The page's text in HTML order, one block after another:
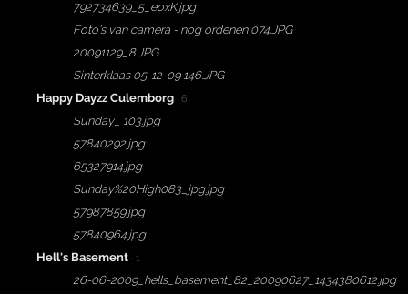
792734639_5_eoxK.jpg
Foto's van camera - nog ordenen 074.JPG
20091129_8.JPG
Sinterklaas 05-12-09 146.JPG
Happy Dayzz Culemborg
· 6
Sunday_ 103.jpg
57840292.jpg
65327914.jpg
Sunday%20High083_jpg.jpg
57987859.jpg
57840964.jpg
Hell's Basement
· 1
26-06-2009_hells_basement_82_20090627_1434380612.jpg